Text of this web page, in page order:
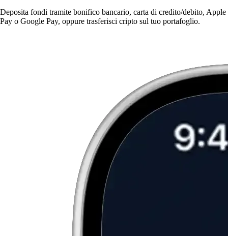
Deposita fondi tramite bonifico bancario, carta di credito/debito, Apple
Pay o Google Pay, oppure trasferisci cripto sul tuo portafoglio.